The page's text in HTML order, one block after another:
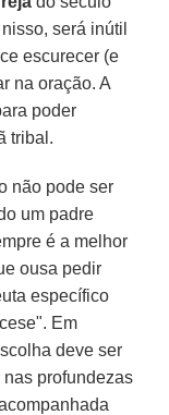
será inútil
escurecer (e
na oração. A
poder
tribal.
não pode ser
um padre
é a melhor
ousa pedir
específico
Em
deve ser
nas profundezas